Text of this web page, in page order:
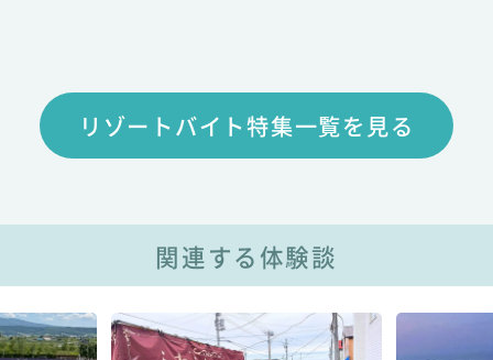
リゾートバイト特集一覧を見る
関連する体験談